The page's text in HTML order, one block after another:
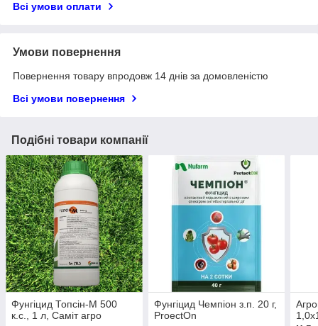
Всі умови оплати
Умови повернення
Повернення товару впродовж 14 днів за домовленістю
Всі умови повернення
Подібні товари компанії
Фунгіцид Топсін-М 500
к.с., 1 л, Саміт агро
Фунгіцид Чемпіон з.п. 20 г,
ProectOn